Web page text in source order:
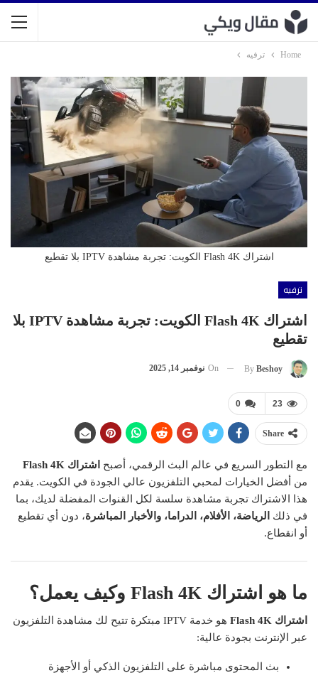
Home ترفيه
اشتراك Flash 4K الكويت: تجربة مشاهدة IPTV بلا تقطيع
ترفيه
اشتراك Flash 4K الكويت: تجربة مشاهدة IPTV بلا
تقطيع
By Beshoy
On نوفمبر 14, 2025
0 23
Share
مع التطور السريع في عالم البث الرقمي، أصبح
اشتراك Flash 4K
من أفضل الخيارات لمحبي التلفزيون عالي الجودة في الكويت. يقدم
هذا الاشتراك تجربة مشاهدة سلسة لكل القنوات المفضلة لديك، بما
في ذلك
الرياضة، الأفلام، الدراما، والأخبار المباشرة، دون أي تقطيع
أو انقطاع.
ما هو اشتراك Flash 4K وكيف يعمل؟
اشتراك Flash 4K
هو خدمة IPTV مبتكرة تتيح لك مشاهدة التلفزيون
عبر الإنترنت بجودة عالية:
بث المحتوى مباشرة على التلفزيون الذكي أو الأجهزة